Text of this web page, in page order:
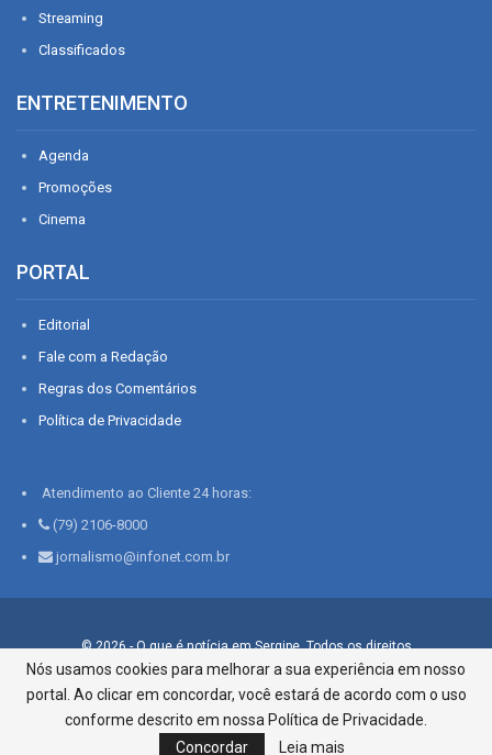
Streaming
Classificados
ENTRETENIMENTO
Agenda
Promoções
Cinema
PORTAL
Editorial
Fale com a Redação
Regras dos Comentários
Política de Privacidade
Atendimento ao Cliente 24 horas:
(79) 2106-8000
jornalismo@infonet.com.br
© 2026 - O que é notícia em Sergipe. Todos os direitos
reservados.
Infonet - Rua Monsenhor Silveira 276, Bairro São José |
Aracaju-SE, CEP 49015-030, Fone: 79.2106.8000 - CI Centro de
Informações LTDA
Nós usamos cookies para melhorar a sua experiência em nosso
portal. Ao clicar em concordar, você estará de acordo com o uso
conforme descrito em nossa Política de Privacidade.
Concordar
Leia mais